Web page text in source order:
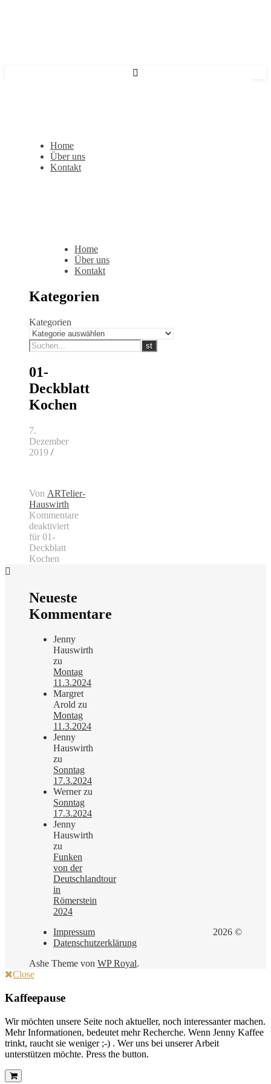
Home
Über uns
Kontakt
Home
Über uns
Kontakt
Kategorien
Kategorien
01-
Deckblatt
Kochen
7.
Dezember
2019 /
Von ARTelier-
Hauswirth
Kommentare
deaktiviert
für 01-
Deckblatt
Kochen
Neueste
Kommentare
Jenny
Hauswirth
zu
Montag
11.3.2024
Margret
Arold zu
Montag
11.3.2024
Jenny
Hauswirth
zu
Sonntag
17.3.2024
Wernerzu
Sonntag
17.3.2024
Jenny
Hauswirth
zu
Funken
von der
Deutschlandtour
in
Römerstein
2024
2026 ©
Impressum
Datenschutzerklärung
Ashe Theme von WP Royal.
Close
Kaffeepause
Wir möchten unsere Seite noch aktueller, noch interessanter machen.
Mehr Informationen, bedeutet mehr Recherche. Wenn Jenny Kaffee
trinkt, raucht sie weniger ;-) . Wer uns bei unserer Arbeit
unterstützen möchte. Press the button.